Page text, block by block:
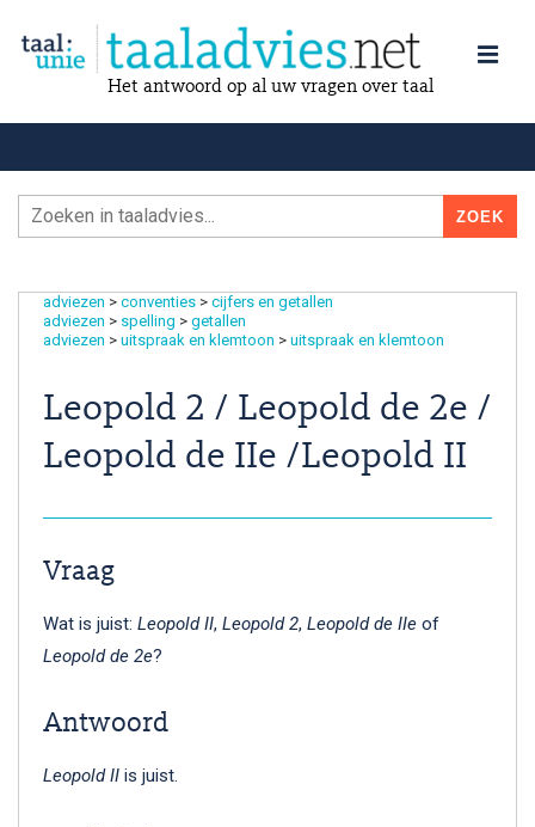
Het antwoord op al uw vragen over taal
adviezen > conventies > cijfers en getallen
adviezen > spelling > getallen
adviezen > uitspraak en klemtoon > uitspraak en klemtoon
Leopold 2 / Leopold de 2e /
Leopold de IIe /Leopold II
Vraag
Wat is juist: Leopold II, Leopold 2, Leopold de IIe of
Leopold de 2e?
Antwoord
Leopold II is juist.